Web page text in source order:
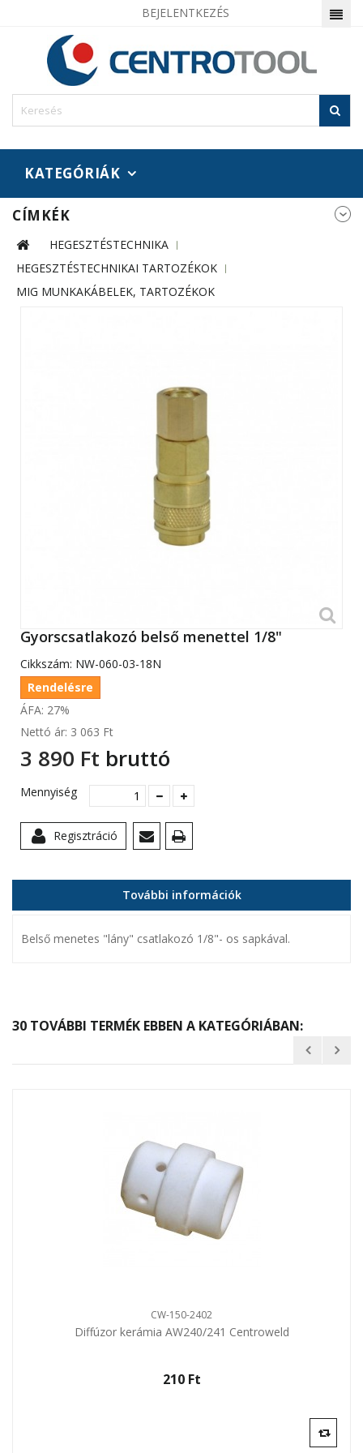
BEJELENTKEZÉS
KATEGÓRIÁK
CÍMKÉK
HEGESZTÉSTECHNIKA
HEGESZTÉSTECHNIKAI TARTOZÉKOK
MIG MUNKAKÁBELEK, TARTOZÉKOK
Gyorscsatlakozó belső menettel 1/8"
Cikkszám: NW-060-03-18N
Rendelésre
ÁFA: 27%
Nettó ár: 3 063 Ft‎
3 890 Ft‎ bruttó
Mennyiség
Regisztráció
További információk
Belső menetes "lány" csatlakozó 1/8"- os sapkával.
30 TOVÁBBI TERMÉK EBBEN A KATEGÓRIÁBAN:
CW-150-2402
Diffúzor kerámia AW240/241 Centroweld
210 Ft‎